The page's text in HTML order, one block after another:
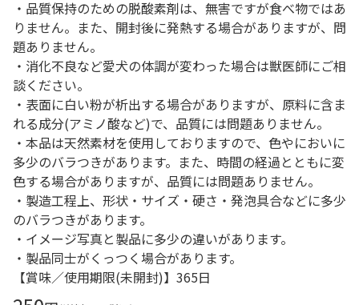
・品質保持のための脱酸素剤は、無害ですが食べ物ではあ
りません。また、開封後に発熱する場合がありますが、問
題ありません。
・消化不良など愛犬の体調が変わった場合は獣医師にご相
談ください。
・表面に白い粉が析出する場合がありますが、原料に含ま
れる成分(アミノ酸など)で、品質には問題ありません。
・本品は天然素材を使用しておりますので、色やにおいに
多少のバラつきがあります。また、時間の経過とともに変
色する場合がありますが、品質には問題ありません。
・製造工程上、形状・サイズ・硬さ・発泡具合などに多少
のバラつきがあります。
・イメージ写真と製品に多少の違いがあります。
・製品同士がくっつく場合があります。
【賞味／使用期限(未開封)】365日